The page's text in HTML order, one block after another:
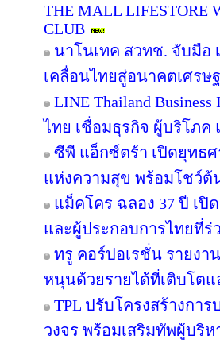
THE MALL LIFESTORE
CLUB
นาโนเทค สวทช. จับมือ
เคลื่อนไทยสู่อนาคตเศร
LINE Thailand
ไทย เชื่อมธุรกิจ ผู้บริโภค
ซีพี แอ็กซ์ตร้า เปิดยุทธศ
แห่งความสุข พร้อมโชว์
แม็คโคร ฉลอง 37 ปี เ
และผู้ประกอบการไทยที่ร่
ทรู คอร์ปอเรชั่น รายงา
หนุนด้วยรายได้ที่เติบโต
TPL ปรับโครงสร้างกา
วงจร พร้อมเสริมทัพผู้บริห